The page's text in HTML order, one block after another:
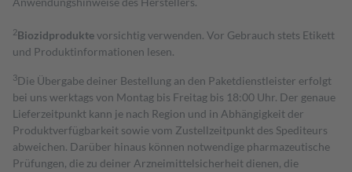
2Biozidproduktevorsichtig verwenden. Vor Gebrauch stets Etikett
und Produktinformationen lesen.
3Die Übergabe deiner Bestellung an den Paketdienstleister erfolgt
bei uns werktags von Montag bis Freitag bis 18:00 Uhr. Der genaue
Lieferzeitpunkt kann je nach Region und in Abhängigkeit der
Produktverfügbarkeit sowie vom Zustellzeitpunkt des Spediteurs
abweichen. Darüber hinaus können notwendige pharmazeutische
Prüfungen, die zu deiner Arzneimittelsicherheit dienen, die